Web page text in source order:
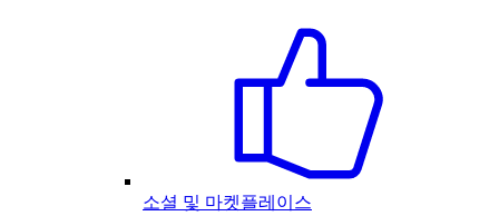
소셜 및 마켓플레이스